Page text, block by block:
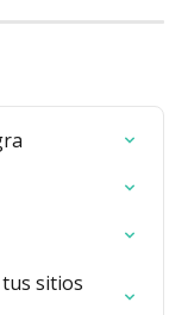
sitios